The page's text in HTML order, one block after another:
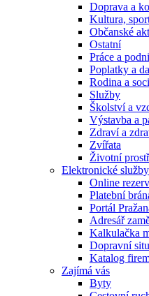
Doprava a
Kultura,
Občanské
Ostatní
Práce a
Poplatky a
Rodina a
Služby
Školství a
Výstavba a
Zdraví a
Zvířata
Životní
Elektronické služby
Online
Platební
Portál
Adresář
Kalkulačka
Dopravní
Katalog
Zajímá vás
Byty